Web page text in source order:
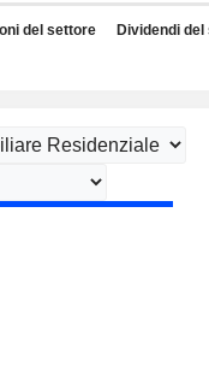
del settore Dividendi